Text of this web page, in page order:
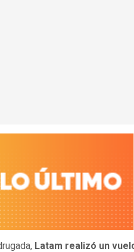
Latam realizó un